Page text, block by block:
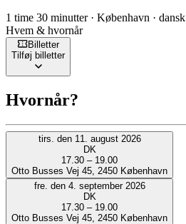
1 time 30 minutter · København · dansk
Hvem & hvornår
Billetter
Tilføj billetter
Hvornår?
tirs. den 11. august 2026
DK
17.30 – 19.00
Otto Busses Vej 45, 2450 København
fre. den 4. september 2026
DK
17.30 – 19.00
Otto Busses Vej 45, 2450 København